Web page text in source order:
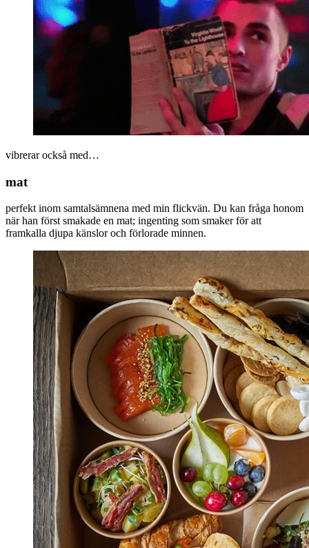
vibrerar också med…
mat
perfekt inom samtalsämnena med min flickvän. Du kan fråga honom
när han först smakade en mat; ingenting som smaker för att
framkalla djupa känslor och förlorade minnen.